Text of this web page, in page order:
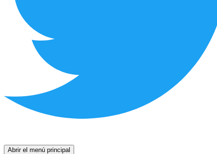
Abrir el menú principal